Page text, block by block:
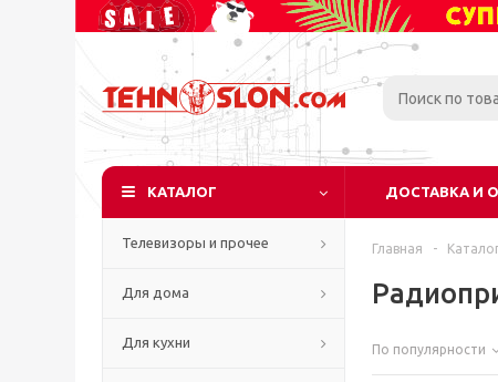
КАТАЛОГ ДОСТАВКА И
Телевизоры и прочее
Для дома
Для кухни
Главная -
По популярности